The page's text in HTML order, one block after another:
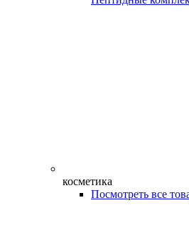
косметика
Посмотреть все